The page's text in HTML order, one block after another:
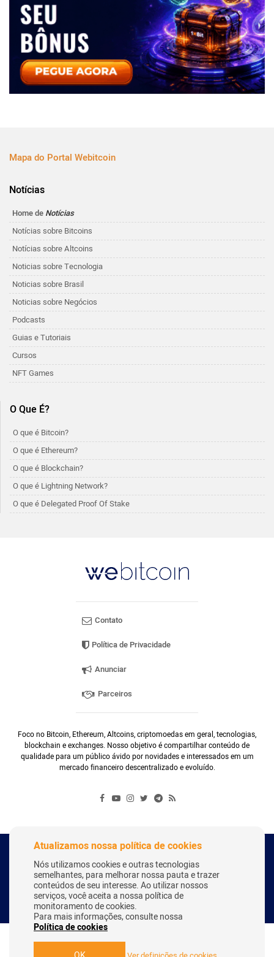
Mapa do Portal Webitcoin
Notícias
Home de Notícias
Notícias sobre Bitcoins
Notícias sobre Altcoins
Noticias sobre Tecnologia
Noticias sobre Brasil
Noticias sobre Negócios
Podcasts
Guias e Tutoriais
Cursos
NFT Games
O Que É?
O que é Bitcoin?
O que é Ethereum?
O que é Blockchain?
O que é Lightning Network?
O que é Delegated Proof Of Stake
Contato
Política de Privacidade
Anunciar
Parceiros
Foco no Bitcoin, Ethereum, Altcoins, criptomoedas em geral, tecnologias,
blockchain e exchanges. Nosso objetivo é compartilhar conteúdo de
qualidade para um público ávido por novidades e interessados em um
mercado financeiro descentralizado e evoluído.
Copyright Webitcoin 2018 - Todos os Direitos Reservados
Desenvolvido por: Herick Correa
Atualizamos nossa política de cookies
Nós utilizamos cookies e outras tecnologias
semelhantes, para melhorar nossa pauta e trazer
conteúdos de seu interesse. Ao utilizar nossos
serviços, você aceita a nossa política de
monitoramento de cookies.
Para mais informações, consulte nossa
Política de cookies